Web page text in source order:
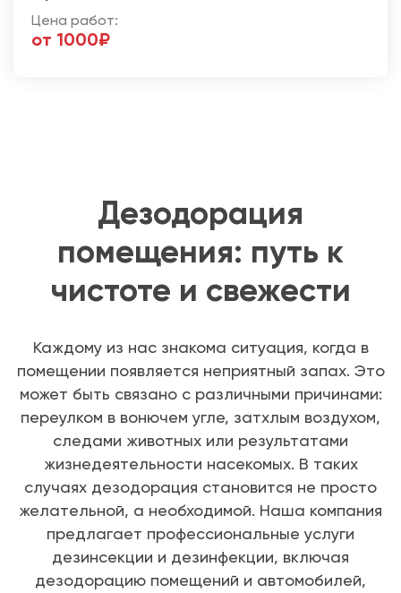
Цена работ:
от 1000₽
Дезодорация
помещения: путь к
чистоте и свежести
Каждому из нас знакома ситуация, когда в
помещении появляется неприятный запах. Это
может быть связано с различными причинами:
переулком в вонючем угле, затхлым воздухом,
следами животных или результатами
жизнедеятельности насекомых. В таких
случаях дезодорация становится не просто
желательной, а необходимой. Наша компания
предлагает профессиональные услуги
дезинсекции и дезинфекции, включая
дезодорацию помещений и автомобилей,